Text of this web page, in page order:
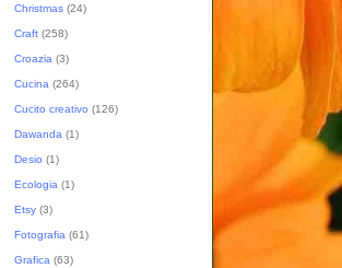
Christmas (24)
Craft (258)
Croazia (3)
Cucina (264)
Cucito creativo (126)
Dawanda (1)
Desio (1)
Ecologia (1)
Etsy (3)
Fotografia (61)
Grafica (63)